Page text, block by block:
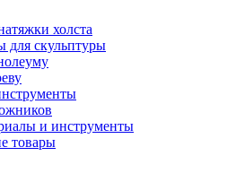
холста
для скульптуры
и инструменты
товары